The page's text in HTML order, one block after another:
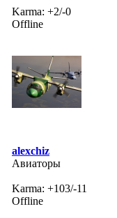
Karma: +2/-0
Offline
alexchiz
Авиаторы
Karma: +103/-11
Offline